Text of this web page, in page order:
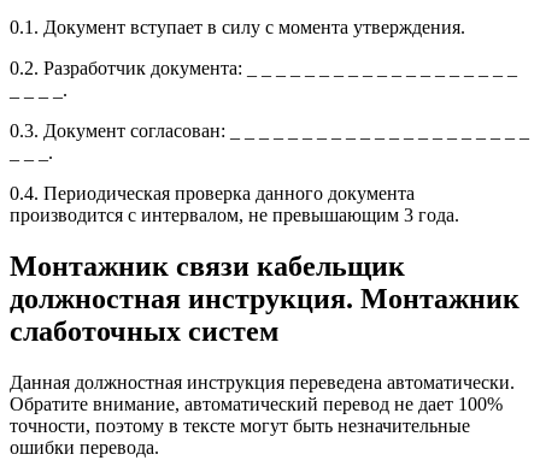
0.1. Документ вступает в силу с момента утверждения.
0.2. Разработчик документа: _ _ _ _ _ _ _ _ _ _ _ _ _ _ _ _ _ _ _
_ _ _ _.
0.3. Документ согласован: _ _ _ _ _ _ _ _ _ _ _ _ _ _ _ _ _ _ _ _ _
_ _ _.
0.4. Периодическая проверка данного документа
производится с интервалом, не превышающим 3 года.
Монтажник связи кабельщик
должностная инструкция. Монтажник
слаботочных систем
Данная должностная инструкция переведена автоматически.
Обратите внимание, автоматический перевод не дает 100%
точности, поэтому в тексте могут быть незначительные
ошибки перевода.